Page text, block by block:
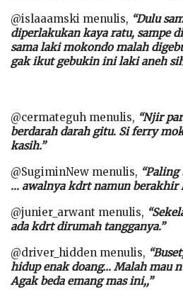
@islaaamski menulis, “Dulu
diperlakukan kaya ratu, sampe
sama laki mokondo malah
gak ikut gebukin ini laki aneh
@cermateguh menulis, “Njir
berdarah darah gitu. Si ferry
kasih.”
@SugiminNew menulis,
… awalnya kdrt namun berakhir
@junier_arwant menulis,
ada kdrt dirumah tangganya.”
@driver_hidden menulis,
hidup enak doang… Malah mau
Agak beda emang mas ini,,”